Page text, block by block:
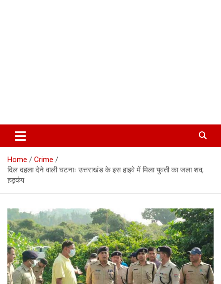
Corbett Halchal (कॉर्बेट हलचल)
Home
Crime
दिल दहला देने वाली घटनाः उत्तराखंड के इस हाइवे में मिला युवती का जला शव,
हड़कंप